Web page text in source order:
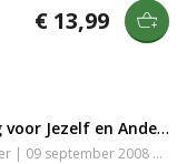
€ 13,99
Innerlijke Genezing voor Jezelf en Anderen 2
Nederlands | Hardcover | 09 september 2008 | 124 pagina's | 9789072698025